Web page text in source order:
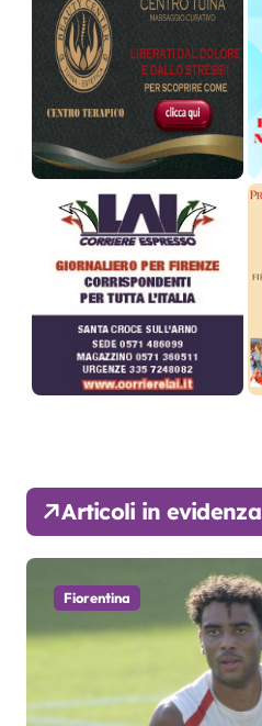
Articoli in evidenza
Fiorentina